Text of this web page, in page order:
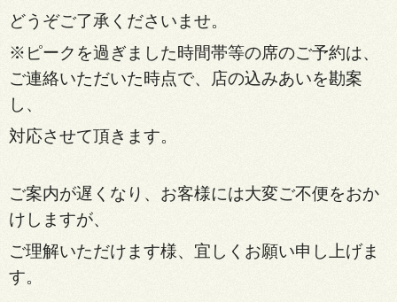
どうぞご了承くださいませ。
※ピークを過ぎました時間帯等の席のご予約は、
ご連絡いただいた時点で、店の込みあいを勘案
し、
対応させて頂きます。
ご案内が遅くなり、お客様には大変ご不便をおか
けしますが、
ご理解いただけます様、宜しく お願い申し上げま
す。